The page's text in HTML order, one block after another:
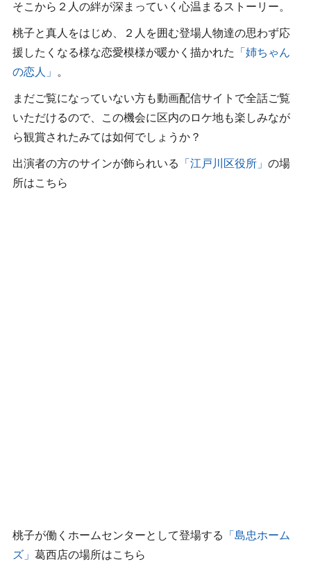
そこから２人の絆が深まっていく心温まるストーリー。
桃子と真人をはじめ、２人を囲む登場人物達の思わず応
援したくなる様な恋愛模様が暖かく描かれた
「姉ちゃん
の恋人」
。
まだご覧になっていない方も動画配信サイトで全話ご覧
いただけるので、この機会に区内のロケ地も楽しみなが
ら観賞されたみては如何でしょうか？
出演者の方のサインが飾られいる 「江戸川区役所」 の場
所はこちら
桃子が働くホームセンターとして登場する
「島忠ホーム
ズ」 葛西店の場所はこちら